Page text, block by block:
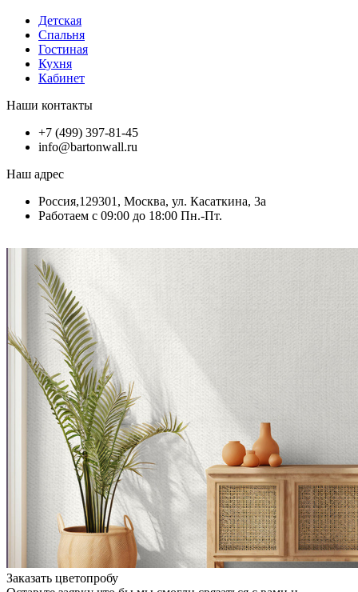
Детская
Спальня
Гостиная
Кухня
Кабинет
Наши контакты
+7 (499) 397-81-45
info@bartonwall.ru
Наш адрес
Россия,129301, Москва, ул. Касаткина, 3а
Работаем с 09:00 до 18:00 Пн.-Пт.
Заказать цветопробу